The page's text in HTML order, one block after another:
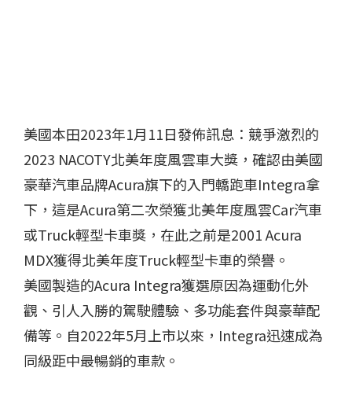
美國本田2023年1月11日發佈訊息：競爭激烈的
2023 NACOTY北美年度風雲車大獎，確認由美國
豪華汽車品牌Acura旗下的入門轎跑車Integra拿
下，這是Acura第二次榮獲北美年度風雲Car汽車
或Truck輕型卡車獎，在此之前是2001 Acura
MDX獲得北美年度Truck輕型卡車的榮譽。
美國製造的Acura Integra獲選原因為運動化外
觀、引人入勝的駕駛體驗、多功能套件與豪華配
備等。自2022年5月上市以來，Integra迅速成為
同級距中最暢銷的車款。